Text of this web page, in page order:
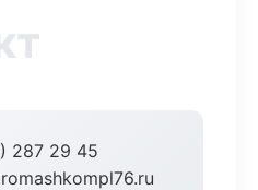
287 29 45